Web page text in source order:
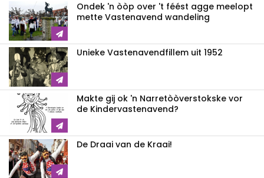
Ondek 'n òòp over 't féést agge meelopt
mette Vastenavend wandeling
Unieke Vastenavendfillem uit 1952
Makte gij ok 'n Narretòòverstokske vor
de Kindervastenavend?
De Draai van de Kraai!